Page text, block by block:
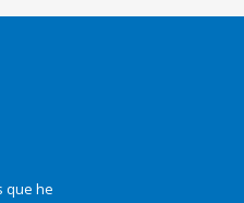
que he